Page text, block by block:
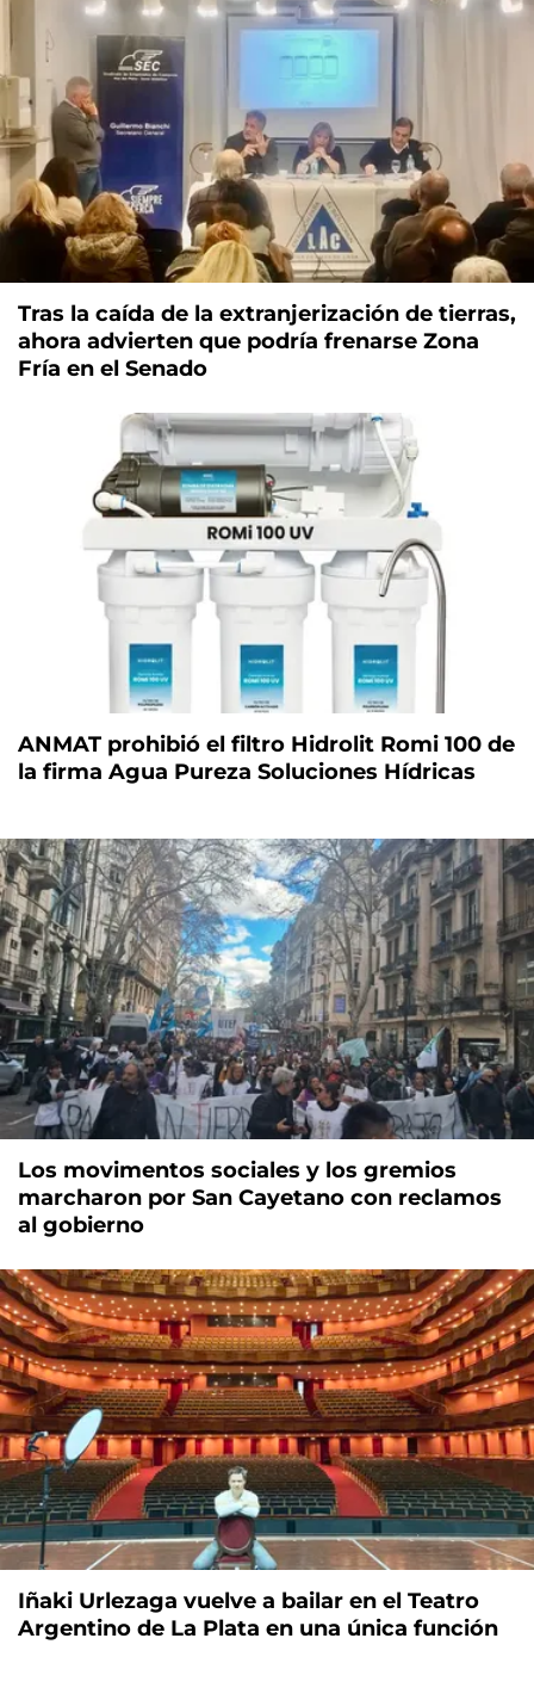
Tras la caída de la extranjerización de tierras,
ahora advierten que podría frenarse Zona
Fría en el Senado
ANMAT prohibió el filtro Hidrolit Romi 100 de
la firma Agua Pureza Soluciones Hídricas
Los movimentos sociales y los gremios
marcharon por San Cayetano con reclamos
al gobierno
Iñaki Urlezaga vuelve a bailar en el Teatro
Argentino de La Plata en una única función